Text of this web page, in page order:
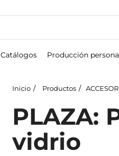
Catálogos Producción
Inicio Productos
PLAZA:
vidrio